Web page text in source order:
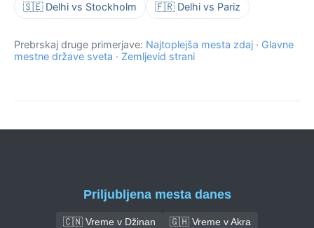
🇸🇪 Delhi vs Stockholm 🇫🇷 Delhi vs Pariz
Prebrskaj druge primerjave: Najtoplejša mesta zdaj · Glavne
mestne države sveta · Zemljevid strani
Priljubljena mesta danes
🇨🇳 Vreme v Džinan
🇬🇭 Vreme v Akra